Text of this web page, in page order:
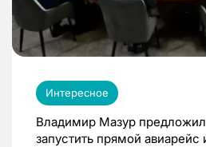
Интересное
Владимир Мазур
запустить прямой авиарейс